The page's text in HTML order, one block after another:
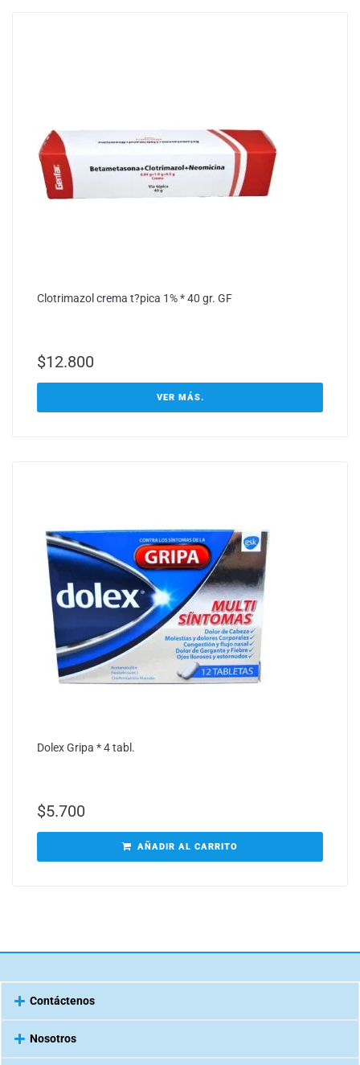
Clotrimazol crema t?pica 1% * 40 gr. GF
$12.800
VER MÁS.
Dolex Gripa * 4 tabl.
$5.700
AÑADIR AL CARRITO
Contáctenos
Nosotros